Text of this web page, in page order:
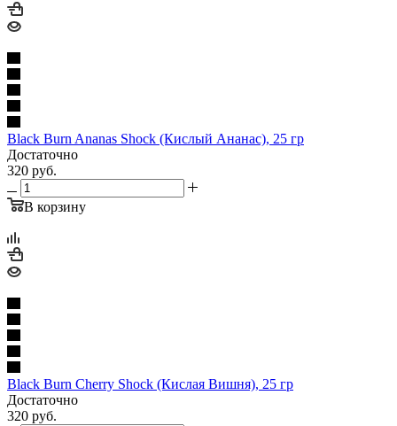
Black Burn Ananas Shock (Кислый Ананас), 25 гр
Достаточно
320 руб.
В корзину
Black Burn Cherry Shock (Кислая Вишня), 25 гр
Достаточно
320 руб.